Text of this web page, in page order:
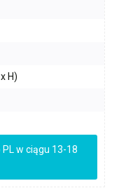
H)
w ciągu 13-18